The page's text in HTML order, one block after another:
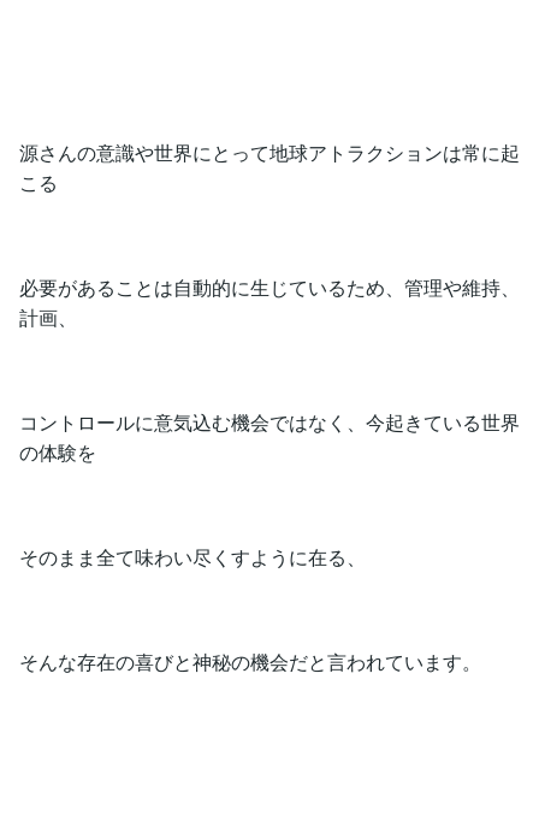
源さんの意識や世界にとって地球アトラクションは常に起
こる
必要があることは自動的に生じているため、管理や維持、
計画、
コントロールに意気込む機会ではなく、今起きている世界
の体験を
そのまま全て味わい尽くすように在る、
そんな存在の喜びと神秘の機会だと言われています。